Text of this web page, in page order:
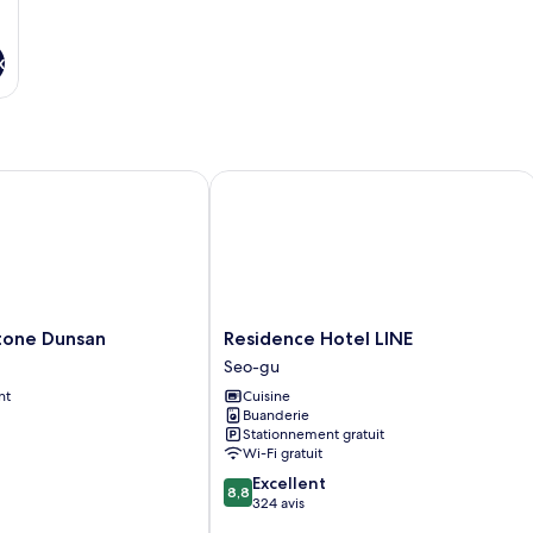
Dunsan
Dunsan
Residence
Hotel
LINE
Seo-
gu
Residence Hotel LINE
Seo-gu
Cuisine
Buanderie
Stationnement gratuit
Wi-Fi gratuit
8.8
sur
8,8 Excellent
324 avis
Residence Hotel LINE